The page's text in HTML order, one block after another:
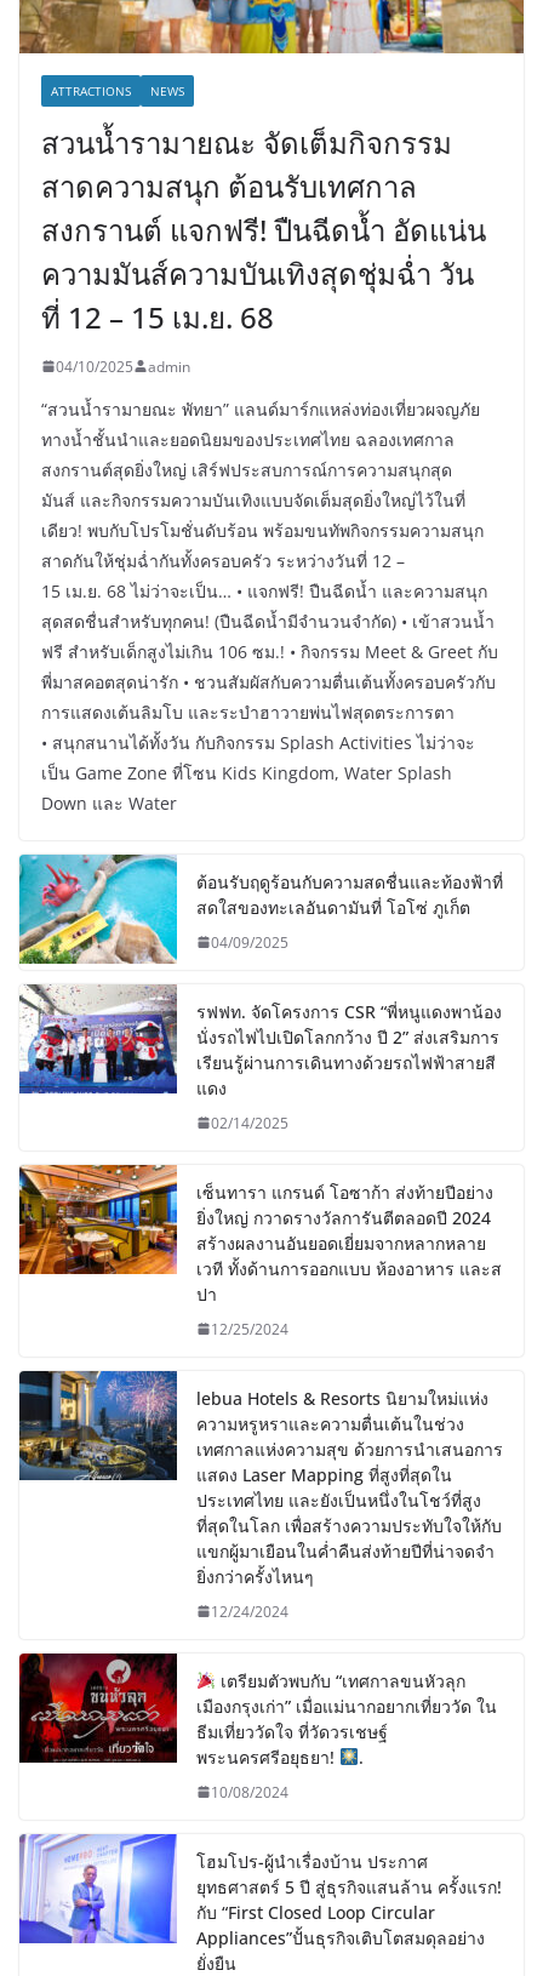
ATTRACTIONS NEWS
สวนน้ำรามายณะ จัดเต็มกิจกรรม
สาดความสนุก ต้อนรับเทศกาล
สงกรานต์ แจกฟรี! ปืนฉีดน้ำ อัดแน่น
ความมันส์ความบันเทิงสุดชุ่มฉ่ำ วัน
ที่ 12 – 15 เม.ย. 68
04/10/2025 admin
“สวนน้ำรามายณะ พัทยา” แลนด์มาร์กแหล่งท่องเที่ยวผจญภัย
ทางน้ำชั้นนำและยอดนิยมของประเทศไทย ฉลองเทศกาล
สงกรานต์สุดยิ่งใหญ่ เสิร์ฟประสบการณ์การความสนุกสุด
มันส์ และกิจกรรมความบันเทิงแบบจัดเต็มสุดยิ่งใหญ่ไว้ในที่
เดียว! พบกับโปรโมชั่นดับร้อน พร้อมขนทัพกิจกรรมความสนุก
สาดกันให้ชุ่มฉ่ำกันทั้งครอบครัว ระหว่างวันที่ 12 –
15 เม.ย. 68 ไม่ว่าจะเป็น… • แจกฟรี! ปืนฉีดน้ำ และความสนุก
สุดสดชื่นสำหรับทุกคน! (ปืนฉีดน้ำมีจำนวนจำกัด) • เข้าสวนน้ำ
ฟรี สำหรับเด็กสูงไม่เกิน 106 ซม.! • กิจกรรม Meet & Greet กับ
พี่มาสคอตสุดน่ารัก • ชวนสัมผัสกับความตื่นเต้นทั้งครอบครัวกับ
การแสดงเต้นลิมโบ และระบำฮาวายพ่นไฟสุดตระการตา
• สนุกสนานได้ทั้งวัน กับกิจกรรม Splash Activities ไม่ว่าจะ
เป็น Game Zone ที่โซน Kids Kingdom, Water Splash
Down และ Water
ต้อนรับฤดูร้อนกับความสดชื่นและท้องฟ้าที่
สดใสของทะเลอันดามันที่ โอโซ่ ภูเก็ต
04/09/2025
รฟฟท. จัดโครงการ CSR “พี่หนูแดงพาน้อง
นั่งรถไฟไปเปิดโลกกว้าง ปี 2” ส่งเสริมการ
เรียนรู้ผ่านการเดินทางด้วยรถไฟฟ้าสายสี
แดง
02/14/2025
เซ็นทารา แกรนด์ โอซาก้า ส่งท้ายปีอย่าง
ยิ่งใหญ่ กวาดรางวัลการันตีตลอดปี 2024
สร้างผลงานอันยอดเยี่ยมจากหลากหลาย
เวที ทั้งด้านการออกแบบ ห้องอาหาร และส
ปา
12/25/2024
lebua Hotels & Resorts นิยามใหม่แห่ง
ความหรูหราและความตื่นเต้นในช่วง
เทศกาลแห่งความสุข ด้วยการนำเสนอการ
แสดง Laser Mapping ที่สูงที่สุดใน
ประเทศไทย และยังเป็นหนึ่งในโชว์ที่สูง
ที่สุดในโลก เพื่อสร้างความประทับใจให้กับ
แขกผู้มาเยือนในค่ำคืนส่งท้ายปีที่น่าจดจำ
ยิ่งกว่าครั้งไหนๆ
12/24/2024
เตรียมตัวพบกับ “เทศกาลขนหัวลุก
เมืองกรุงเก่า” เมื่อแม่นากอยากเที่ยววัด ใน
ธีมเที่ยววัดใจ ที่วัดวรเชษฐ์
พระนครศรีอยุธยา!
.
10/08/2024
โฮมโปร-ผู้นำเรื่องบ้าน ประกาศ
ยุทธศาสตร์ 5 ปี สู่ธุรกิจแสนล้าน ครั้งแรก!
กับ “First Closed Loop Circular
Appliances”ปั้นธุรกิจเติบโตสมดุลอย่าง
ยั่งยืน